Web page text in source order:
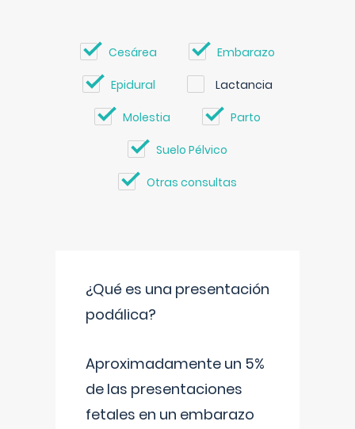
Cesárea Embarazo
Epidural Lactancia
Molestia Parto
Suelo Pélvico
Otras consultas
¿Qué es una presentación
podálica?
Aproximadamente un 5%
de las presentaciones
fetales en un embarazo